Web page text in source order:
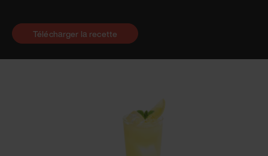
Télécharger la recette